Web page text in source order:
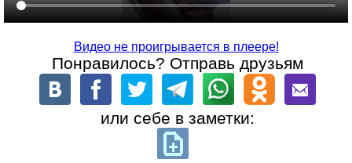
Видео не проигрывается в плеере!
Понравилось? Отправь друзьям
или себе в заметки: